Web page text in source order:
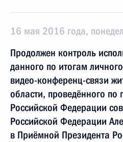
16 мая 2016 года,
Продолжен контроль
данного по итогам
видео-конференц-связи
области, проведённого по
Российской Федерации
Российской Федерации
в Приёмной Президента